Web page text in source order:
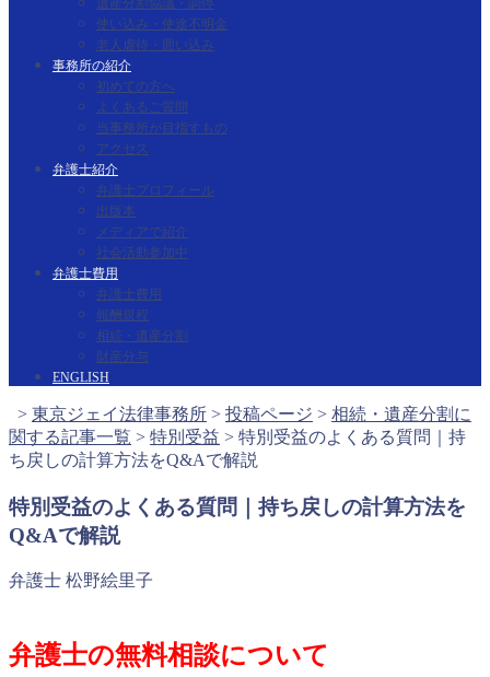
遺産分割協議・調停
使い込み・使途不明金
老人虐待・囲い込み
事務所の紹介
初めての方へ
よくあるご質問
当事務所が目指すもの
アクセス
弁護士紹介
弁護士プロフィール
出版本
メディアで紹介
社会活動参加中
弁護士費用
弁護士費用
報酬規程
相続・遺産分割
財産分与
ENGLISH
> 東京ジェイ法律事務所 > 投稿ページ > 相続・遺産分割に
関する記事一覧 > 特別受益 > 特別受益のよくある質問｜持
ち戻しの計算方法をQ&Aで解説
特別受益のよくある質問｜持ち戻しの計算方法を
Q&Aで解説
弁護士 松野絵里子
弁護士の無料相談について